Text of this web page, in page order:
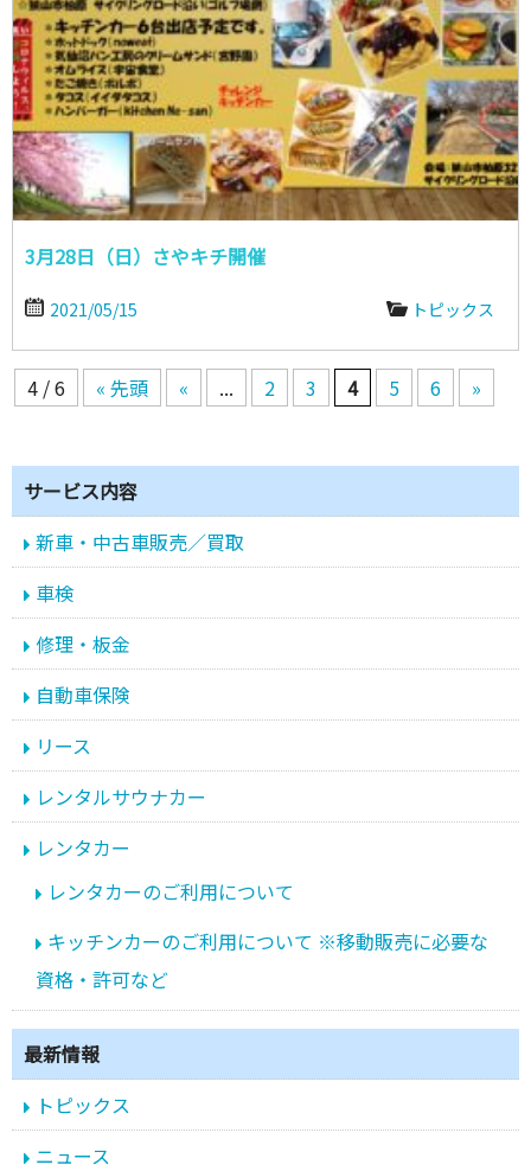
3月28日（日）さやキチ開催
2021/05/15 トピックス
4 / 6 « 先頭 « ... 2 3 4 5 6 »
サービス内容
新車・中古車販売／買取
車検
修理・板金
自動車保険
リース
レンタルサウナカー
レンタカー
レンタカーのご利用について
キッチンカーのご利用について ※移動販売に必要な
資格・許可など
最新情報
トピックス
ニュース